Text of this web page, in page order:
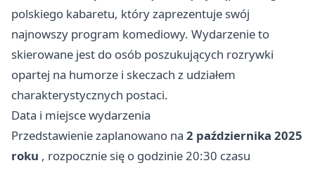
polskiego kabaretu, który zaprezentuje swój
najnowszy program komediowy. Wydarzenie to
skierowane jest do osób poszukujących rozrywki
opartej na humorze i skeczach z udziałem
charakterystycznych postaci.
Data i miejsce wydarzenia
Przedstawienie zaplanowano na 2 października 2025
roku , rozpocznie się o godzinie 20:30 czasu